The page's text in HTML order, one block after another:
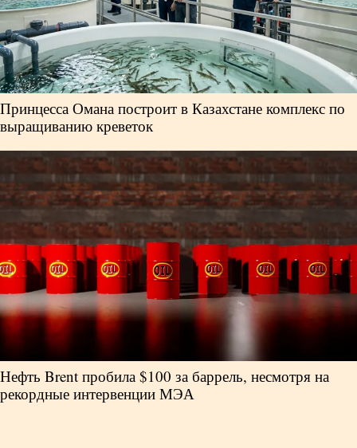
Принцесса Омана построит в Казахстане комплекс по
выращиванию креветок
Нефть Brent пробила $100 за баррель, несмотря на
рекордные интервенции МЭА